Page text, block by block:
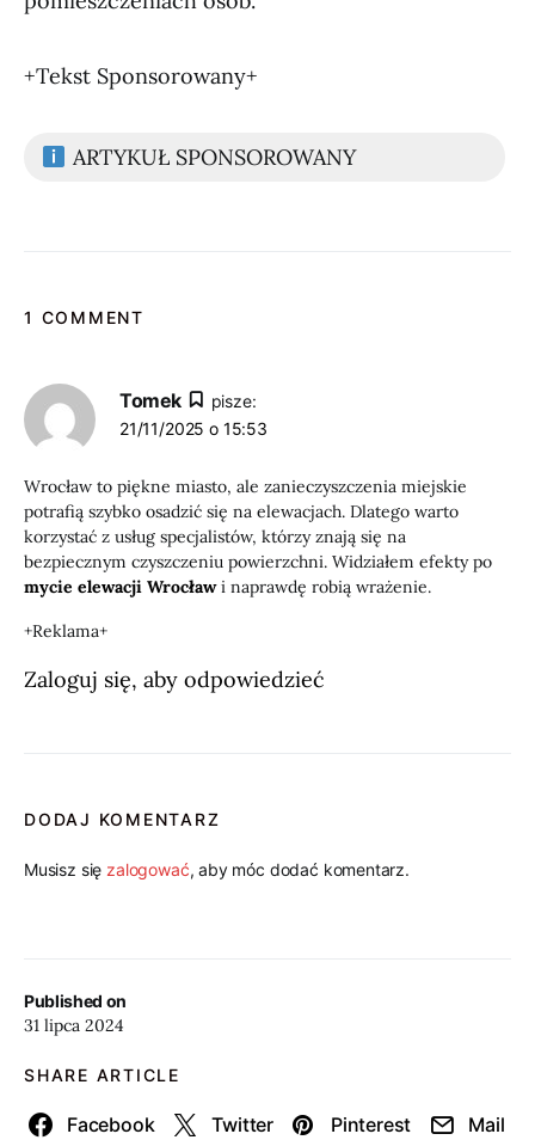
Published on
31 lipca 2024
SHARE ARTICLE
Facebook Twitter Pinterest Mail
+Tekst Sponsorowany+
ARTYKUŁ SPONSOROWANY
1 COMMENT
Tomek
pisze:
21/11/2025 o 15:53
Wrocław to piękne miasto, ale zanieczyszczenia miejskie
potrafią szybko osadzić się na elewacjach. Dlatego warto
korzystać z usług specjalistów, którzy znają się na
bezpiecznym czyszczeniu powierzchni. Widziałem efekty po
mycie elewacji Wrocławi naprawdę robią wrażenie.
+Reklama+
Zaloguj się, aby odpowiedzieć
DODAJ KOMENTARZ
Musisz się zalogować, aby móc dodać komentarz.